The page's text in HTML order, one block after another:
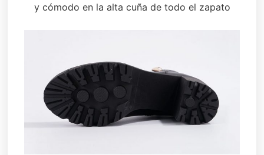
y cómodo en la alta cuña de todo el zapato